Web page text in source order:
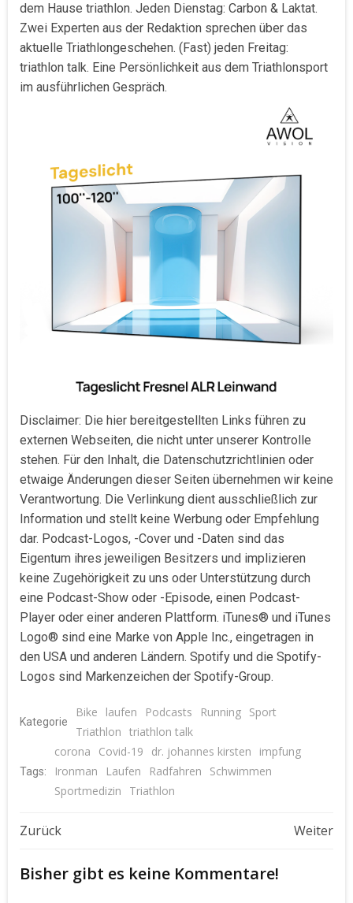
dem Hause triathlon. Jeden Dienstag: Carbon & Laktat.
Zwei Experten aus der Redaktion sprechen über das
aktuelle Triathlongeschehen. (Fast) jeden Freitag:
triathlon talk. Eine Persönlichkeit aus dem Triathlonsport
im ausführlichen Gespräch.
Disclaimer: Die hier bereitgestellten Links führen zu
externen Webseiten, die nicht unter unserer Kontrolle
stehen. Für den Inhalt, die Datenschutzrichtlinien oder
etwaige Änderungen dieser Seiten übernehmen wir keine
Verantwortung. Die Verlinkung dient ausschließlich zur
Information und stellt keine Werbung oder Empfehlung
dar. Podcast-Logos, -Cover und -Daten sind das
Eigentum ihres jeweiligen Besitzers und implizieren
keine Zugehörigkeit zu uns oder Unterstützung durch
eine Podcast-Show oder -Episode, einen Podcast-
Player oder einer anderen Plattform. iTunes® und iTunes
Logo® sind eine Marke von Apple Inc., eingetragen in
den USA und anderen Ländern. Spotify und die Spotify-
Logos sind Markenzeichen der Spotify-Group.
Kategorie
Bike laufen Podcasts Running Sport
Triathlon triathlon talk
Tags:
corona Covid-19 dr. johannes kirsten
impfung
Ironman
Laufen Radfahren
Schwimmen
Sportmedizin
Triathlon
Beitragsnavigation
Zurück Weiter
Bisher gibt es keine Kommentare!